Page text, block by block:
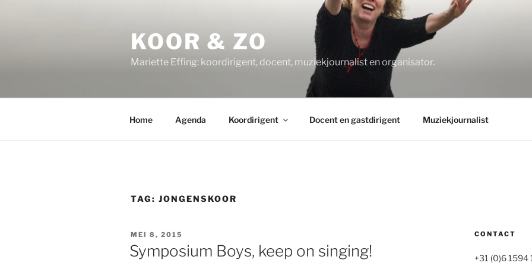
KOOR & ZO
Mariette Effing: koordirigent, docent, muziekjournalist en organisator.
Home Agenda Koordirigent Docent en gastdirigent Muziekjournalist
TAG: JONGENSKOOR
GEPLAATST
OP
MEI 8, 2015
Symposium Boys, keep on singing!
CONTACT
+31 (0)6 1594